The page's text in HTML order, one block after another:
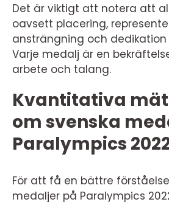
Det är viktigt att notera att
oavsett placering,
ansträngning och
Varje medalj är en
arbete och talang.
Kvantitativa
om svenska
Paralympics
För att få en bättre
medaljer på Paralympics